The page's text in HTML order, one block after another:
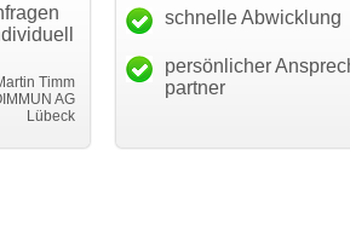
Thomas Schäfer
i can eckert communication GmbH
haben.
mein
schnelle Abwicklung
persönlicher
partner